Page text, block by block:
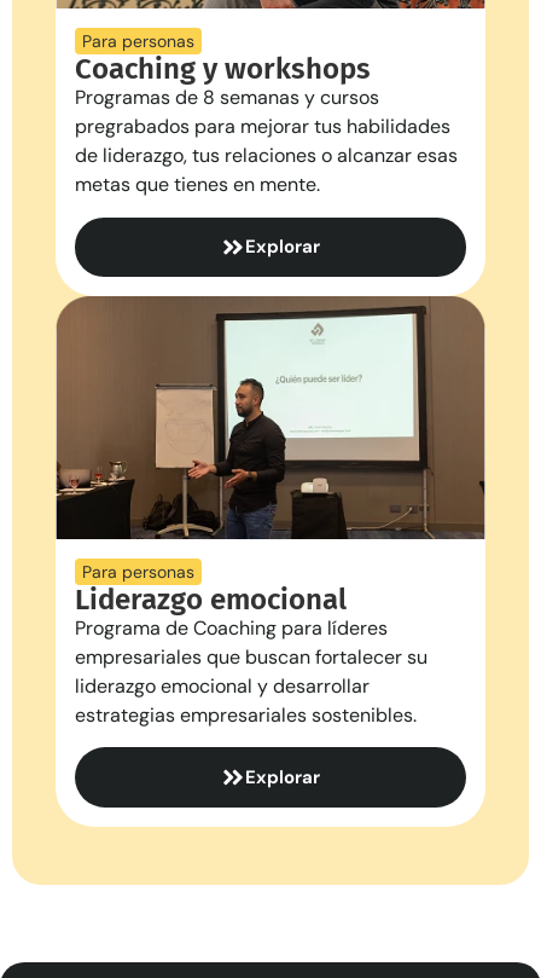
Para personas
Coaching y workshops
Programas de 8 semanas y cursos
pregrabados para mejorar tus habilidades
de liderazgo, tus relaciones o alcanzar esas
metas que tienes en mente.
Explorar
Para personas
Liderazgo emocional
Programa de Coaching para líderes
empresariales que buscan fortalecer su
liderazgo emocional y desarrollar
estrategias empresariales sostenibles.
Explorar